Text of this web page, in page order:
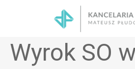
Wyrok SO